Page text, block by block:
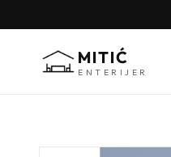
MITIĆ
ENTERIJER